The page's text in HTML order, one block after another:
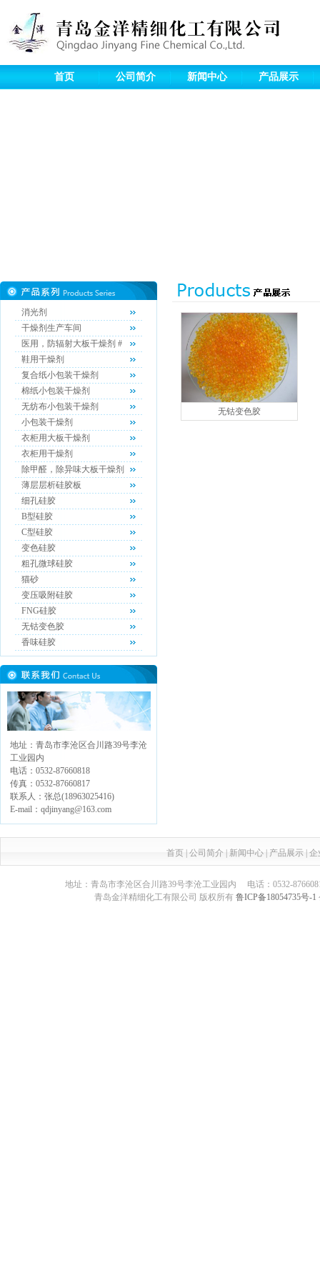
首页 公司简介 新闻中心 产品展示
消光剂
干燥剂生产车间
医用，防辐射大板干燥剂 #
鞋用干燥剂
复合纸小包装干燥剂
棉纸小包装干燥剂
无纺布小包装干燥剂
小包装干燥剂
衣柜用大板干燥剂
衣柜用干燥剂
除甲醛，除异味大板干燥剂
薄层层析硅胶板
细孔硅胶
B型硅胶
C型硅胶
变色硅胶
粗孔微球硅胶
猫砂
变压吸附硅胶
FNG硅胶
无钴变色胶
香味硅胶
地址：青岛市李沧区合川路39号李沧
工业园内
电话：0532-87660818
传真：0532-87660817
联系人：张总(18963025416)
E-mail：qdjinyang@163.com
无钴变色胶
首页 公司简介 新闻中心 产品展示 企
地址：青岛市李沧区合川路39号李沧工业园内 电话：0532-
青岛金洋精细化工有限公司 版权所有 鲁ICP备18054735号-1